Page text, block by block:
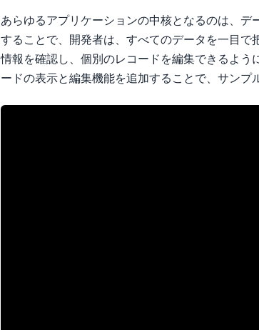
あらゆるアプリケーションの中核となるのは、デ
することで、開発者は、すべてのデータを一目
情報を確認し、個別のレコードを編集できるよう
ードの表示と編集機能を追加することで、サンプ